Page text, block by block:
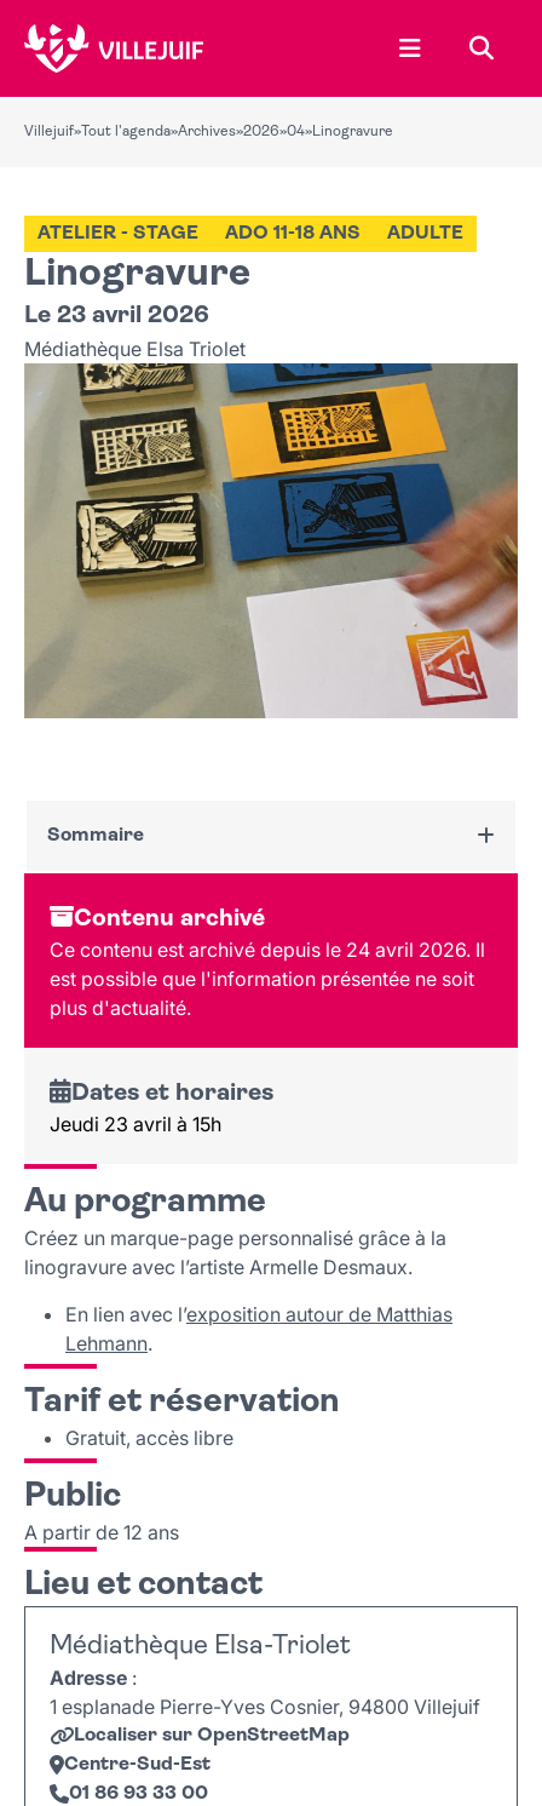
Ouvrir le
Villejuif» Tout l'agenda»Archives»2026»04»Linogravure
Linogravure
ATELIER - STAGE ADO 11-18 ANS ADULTE
Le 23 avril 2026
Médiathèque Elsa Triolet
Sommaire
Dates et horaires
Au programme
Tarif et réservation
Public
Lieu et contact
Contenu archivé
Ce contenu est archivé depuis le 24 avril 2026. Il
est possible que l'information présentée ne soit
plus d'actualité.
Dates et horaires
Jeudi 23 avril à 15h
Au programme
Créez un marque-page personnalisé grâce à la
linogravure avec l’artiste Armelle Desmaux.
En lien avec l’exposition autour de Matthias
Lehmann.
Tarif et réservation
Gratuit, accès libre
Public
A partir de 12 ans
Lieu et contact
Médiathèque Elsa-Triolet
Adresse :
1 esplanade Pierre-Yves Cosnier, 94800 Villejuif
Localiser sur OpenStreetMap
Centre-Sud-Est
01 86 93 33 00